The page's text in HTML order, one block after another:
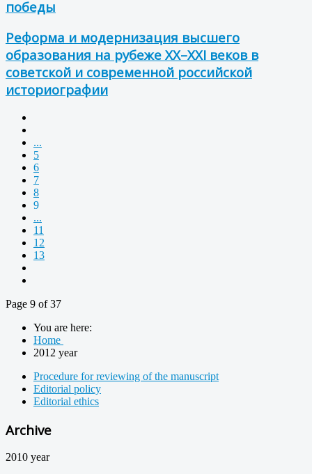
победы
Реформа и модернизация высшего
образования на рубеже XX–XXI веков в
советской и современной российской
историографии
...
5
6
7
8
9
...
11
12
13
Page 9 of 37
You are here:
Home
2012 year
Procedure for reviewing of the manuscript
Editorial policy
Editorial ethics
Archive
2010 year